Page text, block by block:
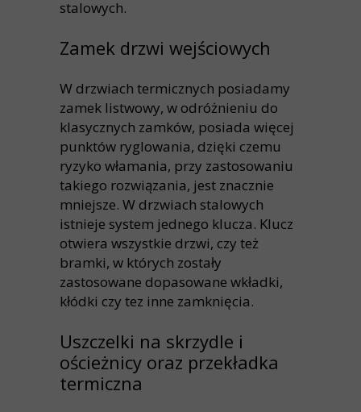
stalowych.
Zamek drzwi wejściowych
W drzwiach termicznych posiadamy
zamek listwowy, w odróżnieniu do
klasycznych zamków, posiada więcej
punktów ryglowania, dzięki czemu
ryzyko włamania, przy zastosowaniu
takiego rozwiązania, jest znacznie
mniejsze. W drzwiach stalowych
istnieje system jednego klucza. Klucz
otwiera wszystkie drzwi, czy też
bramki, w których zostały
zastosowane dopasowane wkładki,
kłódki czy tez inne zamknięcia.
Uszczelki na skrzydle i
ościeżnicy oraz przekładka
termiczna